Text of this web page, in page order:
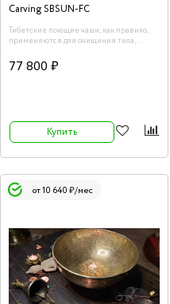
Carving SBSUN-FC
Тибетские поющие чаши, как правило,
применяются для очищения тела,
предметов от негативной энергии.
Воздействие данного инструмента на
77 800 ₽
Купить
от 10 640 ₽/мес